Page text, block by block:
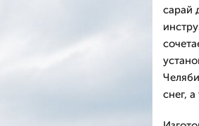
сарай
снег,